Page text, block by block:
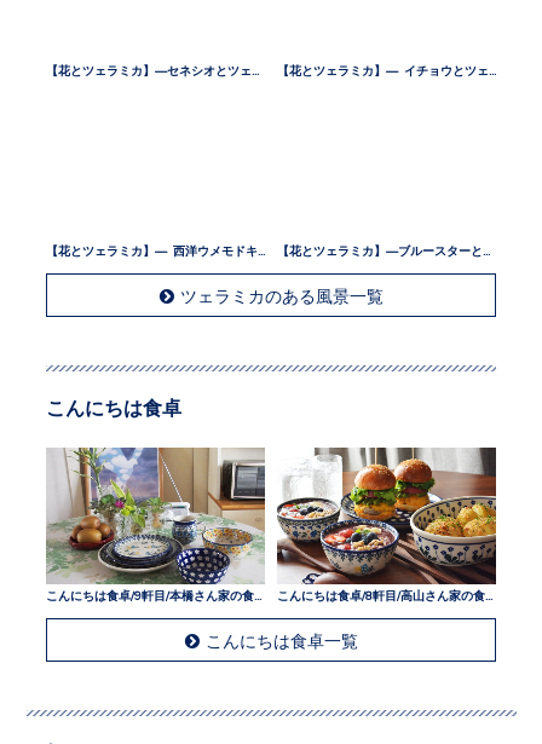
ツェラミカのある風景一覧
こんにちは食卓/8軒目/高山さん家の食卓
こんにちは食卓一覧